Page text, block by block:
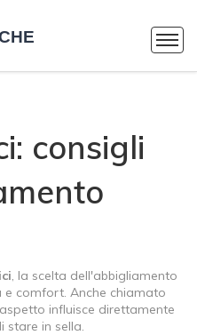
consigli
, la scelta dell'abbigliamento
e comfort. Anche chiamato
influisce direttamente
stare in sella.